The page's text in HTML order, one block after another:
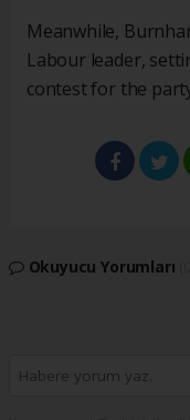
Meanwhile,
Labour leader,
contest for the
Okuyucu Yorumları